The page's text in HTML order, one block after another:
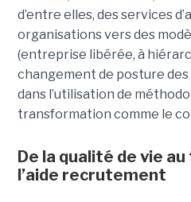
d’entre elles, des services
organisations vers des
(entreprise libérée, à
changement de posture
dans l’utilisation de
transformation comme le
De la qualité de vie au
l’aide recrutement